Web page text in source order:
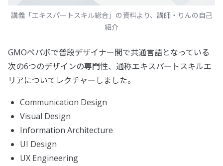
講義「エキスパートスキル総合」の資料より、講師・りんの自己
紹介
GMOペパボで普段デザイナー間で共通言語となっている
次の6つのデザインの専門性、通称エキスパートスキルエ
リアについてレクチャーしました。
Communication Design
Visual Design
Information Architecture
UI Design
UX Engineering